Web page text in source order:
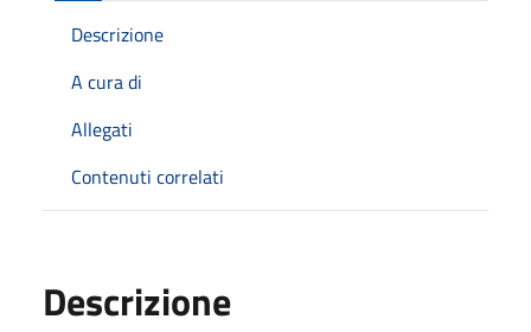
Descrizione
A cura di
Allegati
Contenuti correlati
Descrizione